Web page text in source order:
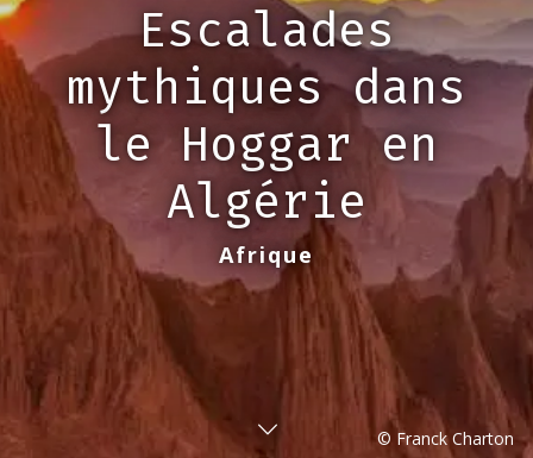
Escalades
mythiques dans
le Hoggar en
Algérie
Afrique